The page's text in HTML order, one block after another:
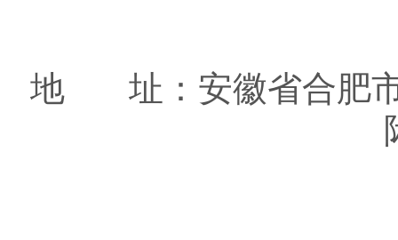
地 址：安徽省合肥市